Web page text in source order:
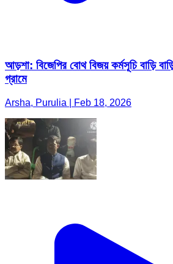
আড়শা: বিজেপির বোথ বিজয় কর্মসূচি বাড়ি
গ্রামে
Arsha, Purulia | Feb 18, 2026